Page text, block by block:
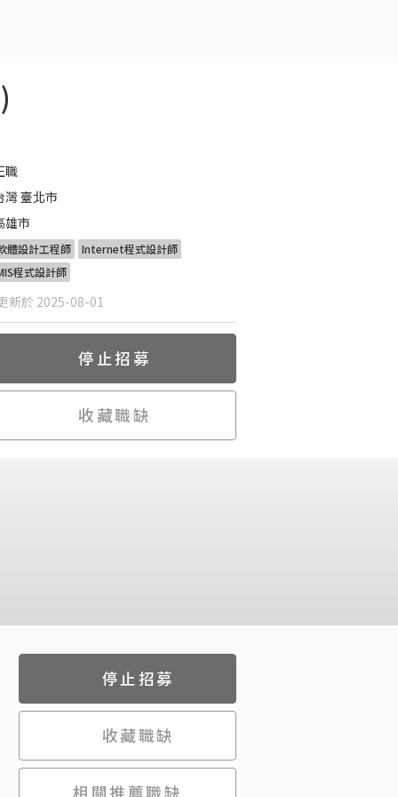
職
灣 臺北市
雄市
體設計工程師
Internet程式設計師
程式設計師
新於 2025-08-01
停止招募
收藏職缺
停止招募
收藏職缺
相關推薦職缺